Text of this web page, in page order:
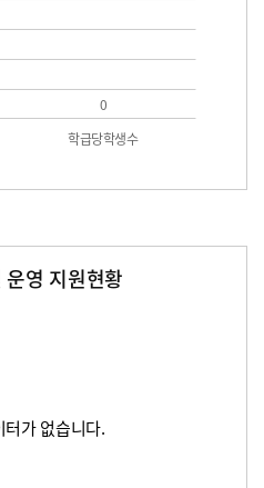
학급당학생수
0
영 지원현황
터가 없습니다.